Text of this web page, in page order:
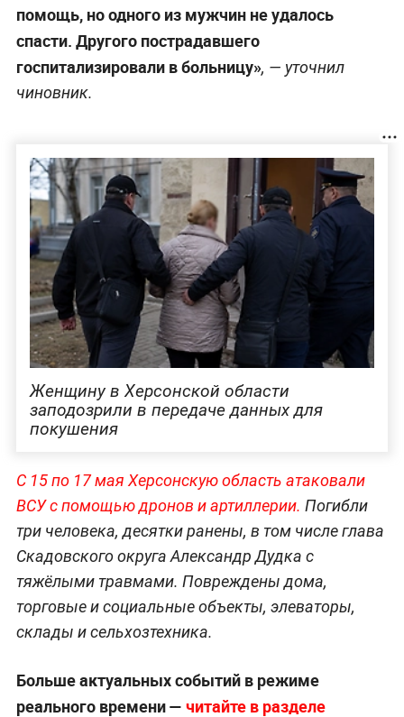
помощь, но одного из мужчин не удалось
спасти. Другого пострадавшего
госпитализировали в больницу», — уточнил
чиновник.
Женщину в Херсонской области
заподозрили в передаче данных для
покушения
С 15 по 17 мая Херсонскую область атаковали
ВСУ с помощью дронов и артиллерии. Погибли
три человека, десятки ранены, в том числе глава
Скадовского округа Александр Дудка с
тяжёлыми травмами. Повреждены дома,
торговые и социальные объекты, элеваторы,
склады и сельхозтехника.
Больше актуальных событий в режиме
реального времени — читайте в разделе